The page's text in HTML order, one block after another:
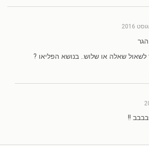
שאלה או שלוש.. בנושא הפליאו ?
!!